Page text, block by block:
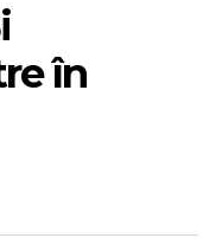
în